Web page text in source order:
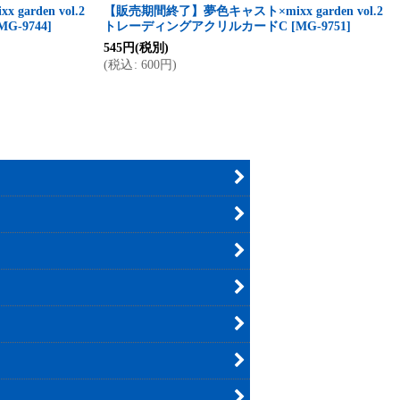
garden vol.2
9744]
【販売期間終了】夢色キャスト×mixx garden vol.2
トレーディングアクリルカードC [MG-9751]
545円(税別)
(税込 : 600円)